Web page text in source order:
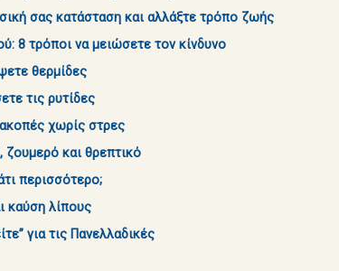
σας κατάσταση και αλλάξτε τρόπο ζωής
8 τρόποι να μειώσετε τον κίνδυνο
θερμίδες
τις ρυτίδες
χωρίς στρες
και θρεπτικό
περισσότερο;
καύση λίπους
για τις Πανελλαδικές